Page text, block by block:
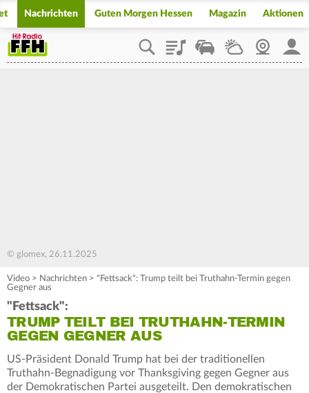
Nachrichten Guten Morgen Hessen Magazin Aktionen
PlaylistStaupilotWetterWebcam
© glomex, 26.11.2025
Video > Nachrichten > "Fettsack": Trump teilt bei Truthahn-Termin gegen
Gegner aus
"Fettsack":
TRUMP TEILT BEI TRUTHAHN-TERMIN
GEGEN GEGNER AUS
US-Präsident Donald Trump hat bei der traditionellen
Truthahn-Begnadigung vor Thanksgiving gegen Gegner aus
der Demokratischen Partei ausgeteilt. Den demokratischen